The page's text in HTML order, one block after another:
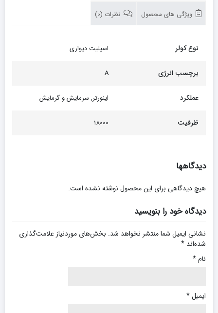
ویژگی های محصول نظرات (0)
نوع کولر اسپلیت دیواری
برچسب انرژی A
عملکرد اینورتر, سرمایش و گرمایش
ظرفیت 18000
دیدگاهها
هیچ دیدگاهی برای این محصول نوشته نشده است.
دیدگاه خود را بنویسید
نشانی ایمیل شما منتشر نخواهد شد. بخش‌های موردنیاز علامت‌گذاری
شده‌اند *
نام*
ایمیل*